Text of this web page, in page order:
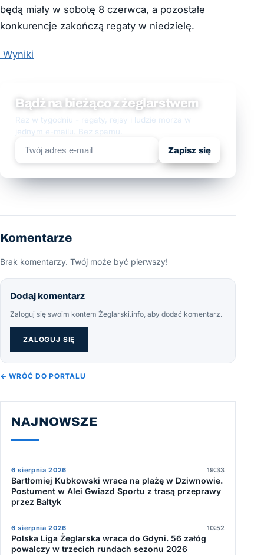
będą miały w sobotę 8 czerwca, a pozostałe
konkurencje zakończą regaty w niedzielę.
Wyniki
Bądź na bieżąco z żeglarstwem
Raz w tygodniu - regaty, rejsy i ludzie morza w
jednym e-mailu. Bez spamu.
Zapisz się
Komentarze
Brak komentarzy. Twój może być pierwszy!
Dodaj komentarz
Zaloguj się swoim kontem Żeglarski.info, aby dodać komentarz.
ZALOGUJ SIĘ
← WRÓĆ DO PORTALU
NAJNOWSZE
6 sierpnia 2026 19:33
Bartłomiej Kubkowski wraca na plażę w Dziwnowie.
Postument w Alei Gwiazd Sportu z trasą przeprawy
przez Bałtyk
6 sierpnia 2026 10:52
Polska Liga Żeglarska wraca do Gdyni. 56 załóg
powalczy w trzecich rundach sezonu 2026